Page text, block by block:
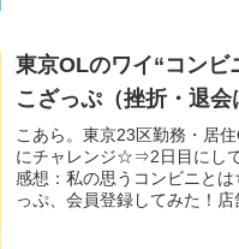
東京OLのワイ“コンビ
こざっぷ（挫折・退会
こあら。東京23区勤務・居
にチャレンジ☆⇒2日目にし
感想：私の思うコンビニと
っぷ、会員登録してみた！